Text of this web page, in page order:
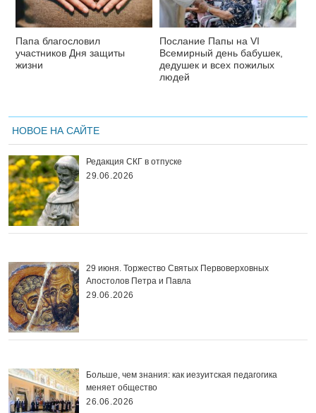
Папа благословил
участников Дня защиты
жизни
Послание Папы на VI
Всемирный день бабушек,
дедушек и всех пожилых
людей
НОВОЕ НА САЙТЕ
Редакция СКГ в отпуске
29.06.2026
29 июня. Торжество Святых Первоверховных
Апостолов Петра и Павла
29.06.2026
Больше, чем знания: как иезуитская педагогика
меняет общество
26.06.2026